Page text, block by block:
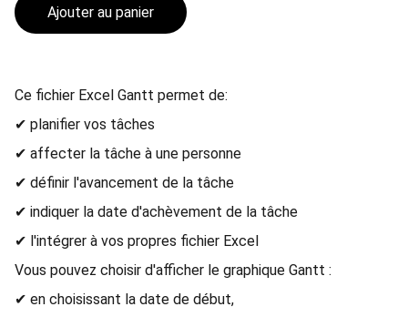
Ajouter au panier
Ce fichier Excel Gantt permet de:
✔ planifier vos tâches
✔ affecter la tâche à une personne
✔ définir l'avancement de la tâche
✔ indiquer la date d'achèvement de la tâche
✔ l'intégrer à vos propres fichier Excel
Vous pouvez choisir d'afficher le graphique Gantt :
✔ en choisissant la date de début,